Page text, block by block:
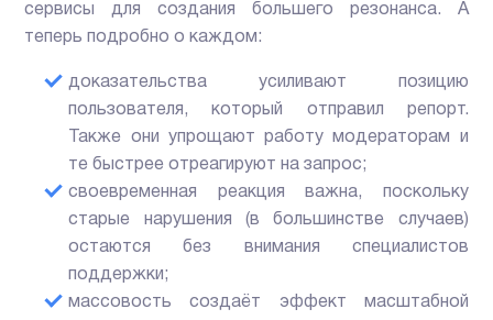
сервисы для создания большего резонанса. А
теперь подробно о каждом:
доказательства усиливают позицию
пользователя, который отправил репорт.
Также они упрощают работу модераторам и
те быстрее отреагируют на запрос;
своевременная реакция важна, поскольку
старые нарушения (в большинстве случаев)
остаются без внимания специалистов
поддержки;
массовость создаёт эффект масштабной